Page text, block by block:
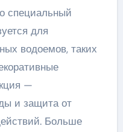
специальный
для
водоемов, таких
—
и защита от
Больше